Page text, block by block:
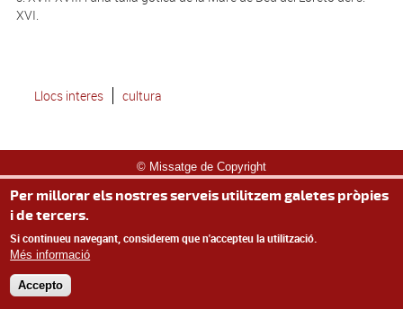
XVI.
Llocs interes cultura
© Missatge de Copyright
Per millorar els nostres serveis utilitzem galetes pròpies
i de tercers.
Si continueu navegant, considerem que n'accepteu la utilització.
Més informació
Accepto